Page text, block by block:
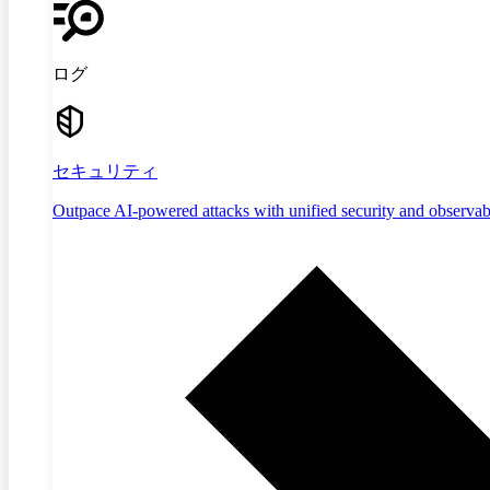
ログ
セキュリティ
Outpace AI-powered attacks with unified security and